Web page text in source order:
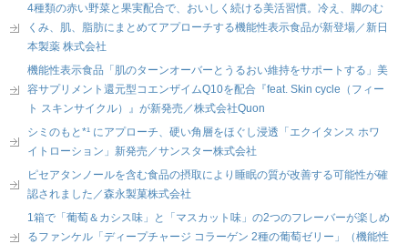
4種類の赤い野菜と果実配合で、おいしく続ける美活習慣。冷え、脚のむ
くみ、肌、脂肪にまとめてアプローチする機能性表示食品が新登場／新日
本製薬 株式会社
機能性表示食品「肌のターンオーバーとうるおい維持をサポートする」美
容サプリメント還元型コエンザイムQ10を配合『feat. Skin cycle（フィー
ト スキンサイクル）』が新発売／株式会社Quon
シミのもと*¹ にアプローチ、硬い角層をほぐし浸透「エクイタンス ホワ
イトローション」新発売／サンスター株式会社
ピセアタンノールを含む食品の摂取により睡眠の質が改善する可能性が確
認されました／森永製菓株式会社
1箱で「葡萄＆カシス味」と「マスカット味」の2つのフレーバーが楽しめ
るファンケル「ディープチャージ コラーゲン 2種の葡萄ゼリー」（機能性